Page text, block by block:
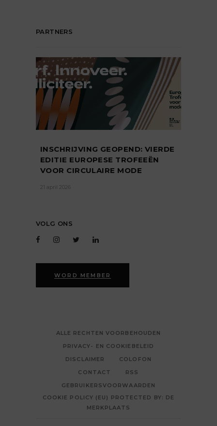
PARTNERS
INSCHRIJVING GEOPEND: VIERDE
EDITIE EUROPESE TROFEEËN
VOOR CIRCULAIRE MODE
21 april 2026
VOLG ONS
WORD MEMBER
ALLE RECHTEN VOORBEHOUDEN
PRIVACY- EN COOKIEBELEID
DISCLAIMER
COLOFON
CONTACT
RSS
GEBRUIKERSVOORWAARDEN
COOKIE POLICY (EU) PROTECTED BY: DE
MERKPLAATS